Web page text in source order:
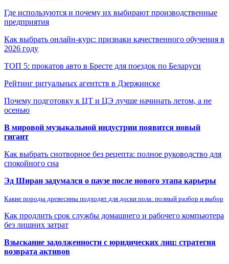
Где используются и почему их выбирают производственные
предприятия
Как выбрать онлайн-курс: признаки качественного обучения в
2026 году
ТОП 5: прокатов авто в Бресте для поездок по Беларуси
Рейтинг ритуальных агентств в Дзержинске
Почему подготовку к ЦТ и ЦЭ лучше начинать летом, а не
осенью
В мировой музыкальной индустрии появится новый
гигант
Как выбрать снотворное без рецепта: полное руководство для
спокойного сна
Эд Ширан задумался о паузе после нового этапа карьеры
Какие породы древесины подходят для доски пола: полный разбор и выбор
Как продлить срок службы домашнего и рабочего компьютера
без лишних затрат
Взыскание задолженности с юридических лиц: стратегия
возврата активов